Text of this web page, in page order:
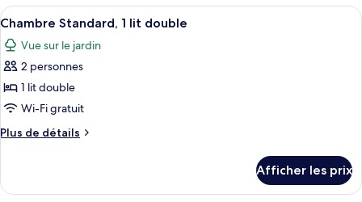
1
lit
double
Chambre
double,
lit
double
Afficher
toutes
les
photos
pour
ce
type
de
Chambre
Une chambre d’hôtel avec un
3
Chambre Standard, 1 lit double
Vue sur le jardin
2 personnes
1 lit double
Wi-Fi gratuit
Plus de détails
Plus
Chambre
Afficher les prix